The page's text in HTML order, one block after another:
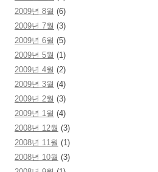
2009년 8월 (6)
2009년 7월 (3)
2009년 6월 (5)
2009년 5월 (1)
2009년 4월 (2)
2009년 3월 (4)
2009년 2월 (3)
2009년 1월 (4)
2008년 12월 (3)
2008년 11월 (1)
2008년 10월 (3)